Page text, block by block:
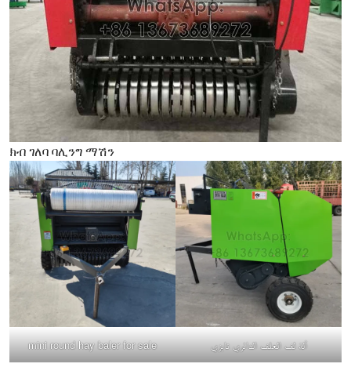
ክብ ገለባ ባሊንግ ማሽን
mini round hay baler for sale آلة لف العلف الدائري تايزي